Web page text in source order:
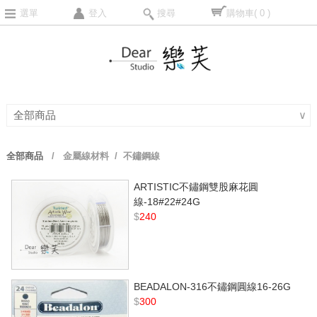
選單 登入 搜尋 購物車( 0 )
全部商品 ∨
全部商品/ 金屬線材料/ 不鏽鋼線
ARTISTIC不鏽鋼雙股麻花圓
線-18#22#24G
$240
BEADALON-316不鏽鋼圓線16-26G
$300